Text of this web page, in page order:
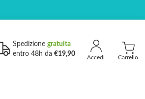
Carrello
Spedizione gratuita
entro 48h da €19,90